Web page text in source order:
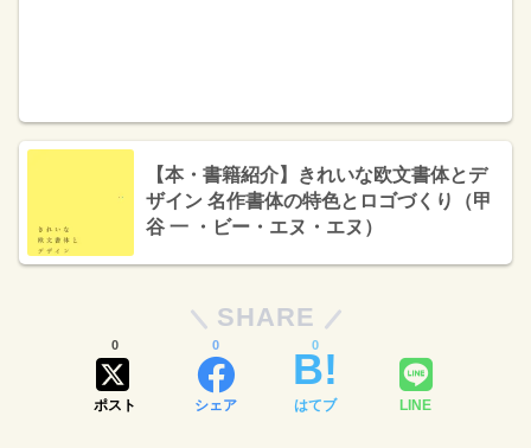
【本・書籍紹介】きれいな欧文書体とデ
ザイン 名作書体の特色とロゴづくり（甲
谷 一 ・ビー・エヌ・エヌ）
SHARE
ポスト
0
シェア
0
はてブ
0
LINE